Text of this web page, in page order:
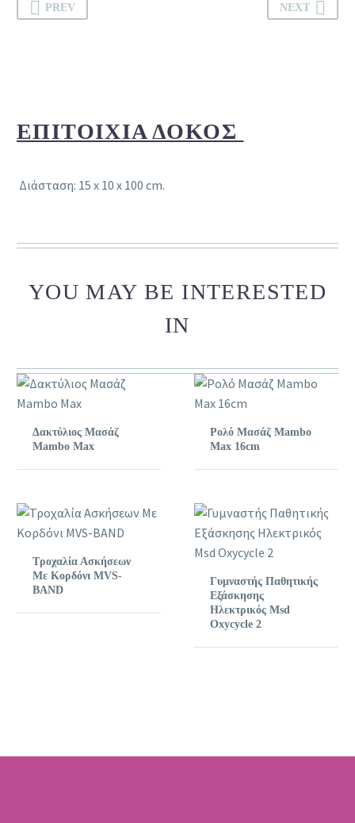
PREV NEXT
EΠΙΤΟΊΧΙΑ ΔΟΚΌΣ
Διάσταση: 15 x 10 x 100 cm.
YOU MAY BE INTERESTED
IN
Δακτύλιος Μασάζ
Mambo Max
Ρολό Μασάζ Mambo
Max 16cm
Τροχαλία Ασκήσεων
Με Κορδόνι MVS-
BAND
Γυμναστής Παθητικής
Εξάσκησης
Ηλεκτρικός Msd
Oxycycle 2